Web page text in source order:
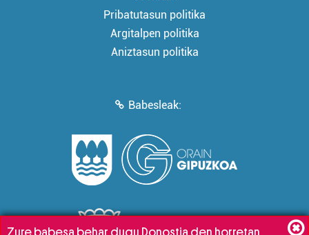
Pribatutasun politika
Argitalpen politika
Aniztasun politika
Babesleak:
Zure babesa behar dugu Donostia den horretan